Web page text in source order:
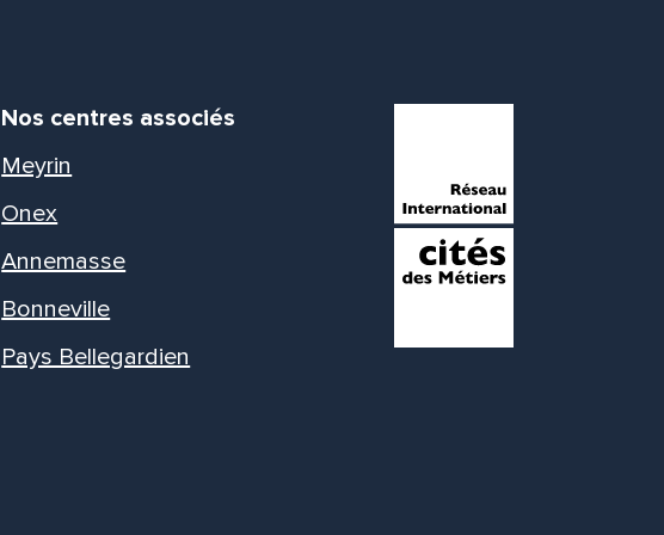
Nos centres associés
Meyrin
Onex
Annemasse
Bonneville
Pays Bellegardien